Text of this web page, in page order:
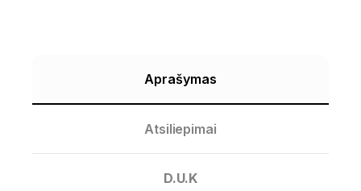
Aprašymas
Atsiliepimai
D.U.K